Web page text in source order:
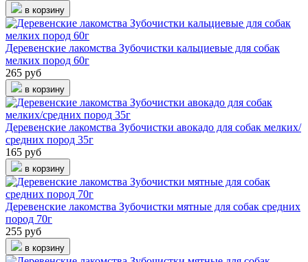
в корзину
Деревенские лакомства Зубочистки кальциевые для собак
мелких пород 60г
265 руб
в корзину
Деревенские лакомства Зубочистки авокадо для собак мелких/
средних пород 35г
165 руб
в корзину
Деревенские лакомства Зубочистки мятные для собак средних
пород 70г
255 руб
в корзину